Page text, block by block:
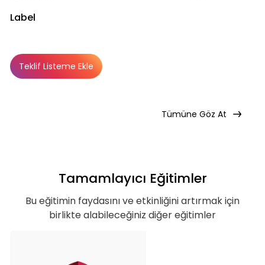
Basic
Basic
Premium
Abonelik Dışı
Label
Teklif Listeme Ekle
Tümüne Göz At
Tamamlayıcı Eğitimler
Bu eğitimin faydasını ve etkinliğini artırmak için
birlikte alabileceğiniz diğer eğitimler